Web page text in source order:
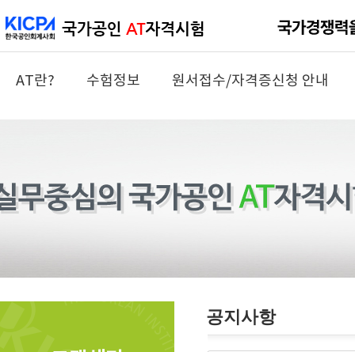
AT란? 수험정보 원서접수/자격증신청 안내
공지사항